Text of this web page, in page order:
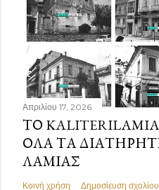
Απριλίου 17, 2026
ΤΟ
ΌΛΑ ΤΑ
ΛΑΜΊΑΣ
Κοινή χρήση Δημοσίευση σχολίου